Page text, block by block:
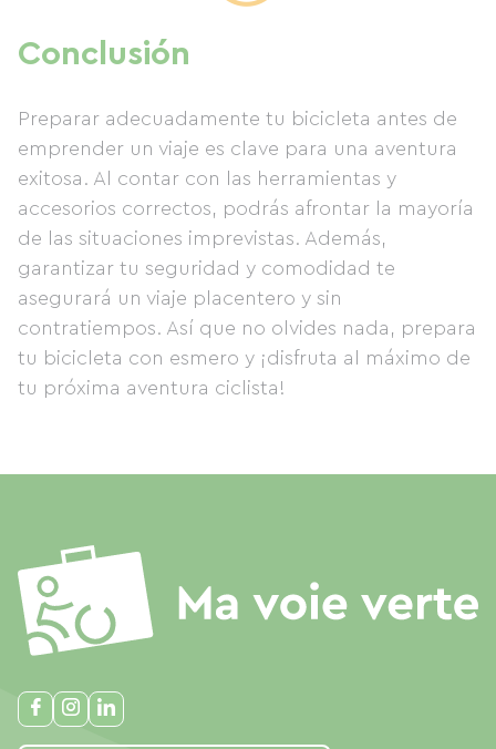
Conclusión
Preparar adecuadamente tu bicicleta antes de
emprender un viaje es clave para una aventura
exitosa. Al contar con las herramientas y
accesorios correctos, podrás afrontar la mayoría
de las situaciones imprevistas. Además,
garantizar tu seguridad y comodidad te
asegurará un viaje placentero y sin
contratiempos. Así que no olvides nada, prepara
tu bicicleta con esmero y ¡disfruta al máximo de
tu próxima aventura ciclista!